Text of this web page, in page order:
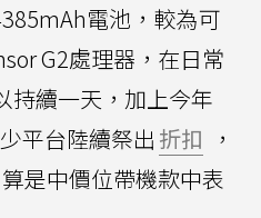
電池，較為可
G2處理器，在日常
持續一天，加上今年
平台陸續祭出 折扣 ，
是中價位帶機款中表